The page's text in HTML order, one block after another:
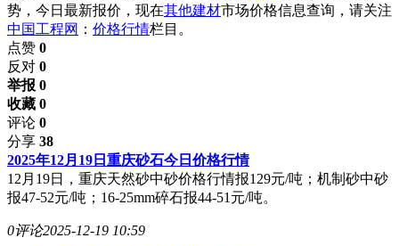
势，今日最新报价，现在其他建材市场价格信息查询，请关注
中国工程网 ： 价格行情栏目。
点赞 0
反对 0
举报 0
收藏 0
评论 0
分享 38
2025年12月19日重庆砂石今日价格行情
12月19日，重庆天然砂中砂价格行情报129元/吨；机制砂中砂
报47-52元/吨；16-25mm碎石报44-51元/吨。
0评论2025-12-19 10:59